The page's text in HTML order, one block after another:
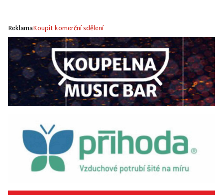
ReklamaKoupit komerční sdělení